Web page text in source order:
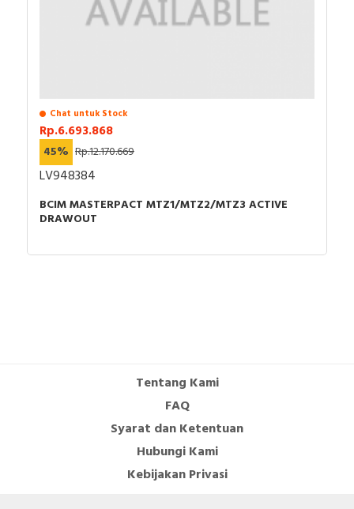
Chat untuk Stock
Rp.6.693.868
45% Rp.12.170.669
LV948384
BCIM MASTERPACT MTZ1/MTZ2/MTZ3 ACTIVE
DRAWOUT
Tentang Kami
FAQ
Syarat dan Ketentuan
Hubungi Kami
Kebijakan Privasi